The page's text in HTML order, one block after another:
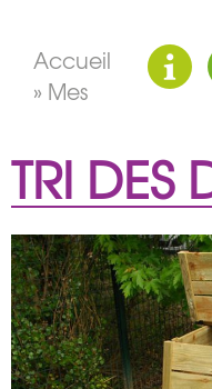
Accueil
» Mes
TRI DES